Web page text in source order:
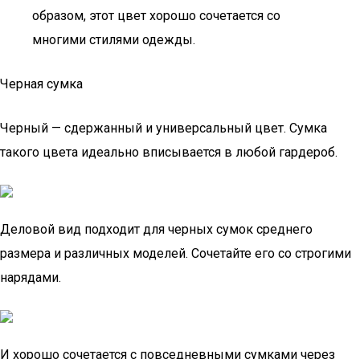
образом, этот цвет хорошо сочетается со
многими стилями одежды.
Черная сумка
Черный — сдержанный и универсальный цвет. Сумка
такого цвета идеально вписывается в любой гардероб.
Деловой вид подходит для черных сумок среднего
размера и различных моделей. Сочетайте его со строгими
нарядами.
И хорошо сочетается с повседневными сумками через